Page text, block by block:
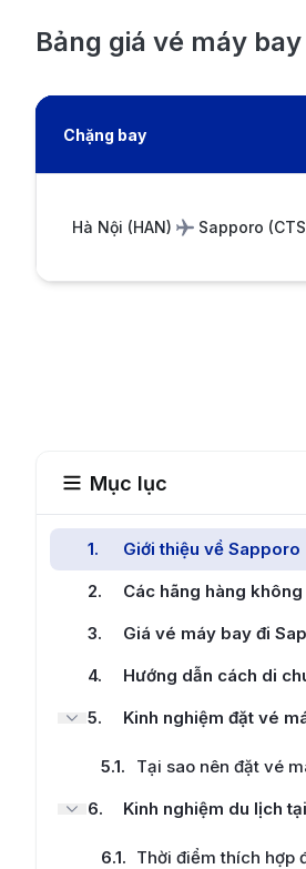
Bảng giá vé máy
Chặng bay
Hà Nội (HAN) Sapporo (CTS
Mục lục
1.
Giới thiệu về Sapporo
2.
Các hãng hàng
3.
Giá vé máy bay đi
4.
Hướng dẫn cách di
5. Kinh nghiệm đặt vé
5.1.
Tại sao nên đặt vé
6. Kinh nghiệm du lịch
6.1. Thời điểm thích hợp